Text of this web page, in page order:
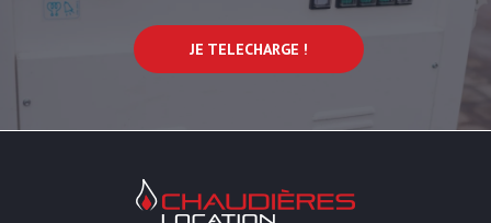
JE TELECHARGE !
Chaudières Location Location de